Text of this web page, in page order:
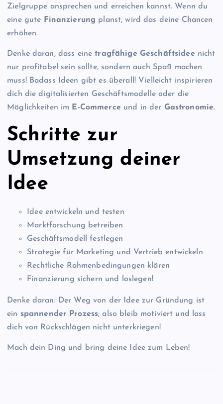
Zielgruppe ansprechen und erreichen kannst. Wenn du
eine gute Finanzierung planst, wird das deine Chancen
erhöhen.
Denke daran, dass einetragfähige Geschäftsideenicht
nur profitabel sein sollte, sondern auch Spaß machen
muss! Badass Ideen gibt es überall! Vielleicht inspirieren
dich die digitalisierten Geschäftsmodelle oder die
Möglichkeiten im E-Commerceund in der Gastronomie.
Schritte zur
Umsetzung deiner
Idee
Idee entwickeln und testen
Marktforschung betreiben
Geschäftsmodell festlegen
Strategie für Marketing und Vertrieb entwickeln
Rechtliche Rahmenbedingungen klären
Finanzierung sichern und loslegen!
Denke daran: Der Weg von der Idee zur Gründung ist
ein spannender Prozess; also bleib motiviert und lass
dich von Rückschlägen nicht unterkriegen!
Mach dein Ding und bring deine Idee zum Leben!